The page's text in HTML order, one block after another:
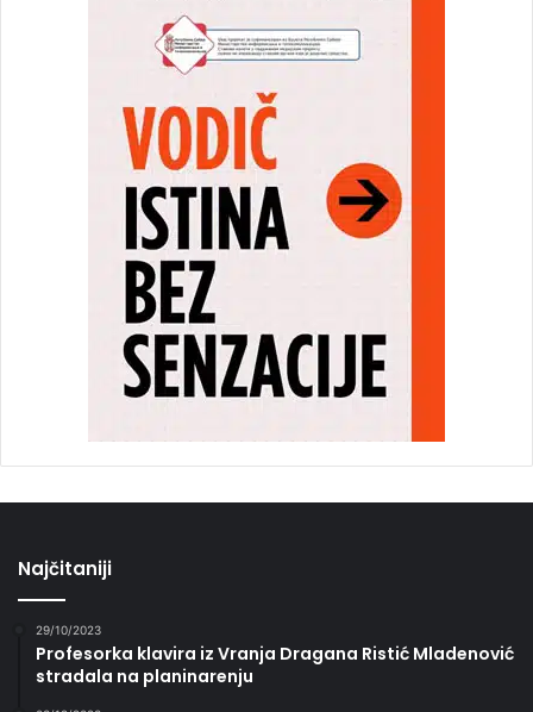
Najčitaniji
29/10/2023
Profesorka klavira iz Vranja Dragana Ristić Mladenović
stradala na planinarenju